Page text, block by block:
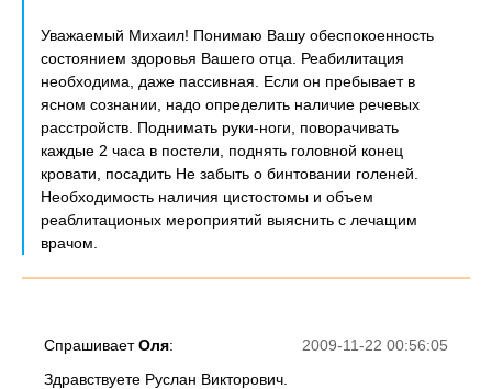
Уважаемый Михаил! Понимаю Вашу обеспокоенность
состоянием здоровья Вашего отца. Реабилитация
необходима, даже пассивная. Если он пребывает в
ясном сознании, надо определить наличие речевых
расстройств. Поднимать руки-ноги, поворачивать
каждые 2 часа в постели, поднять головной конец
кровати, посадить Не забыть о бинтовании голеней.
Необходимость наличия цистостомы и объем
реаблитационых мероприятий выяснить с лечащим
врачом.
2009-11-22 00:56:05
СпрашиваетОля:
Здравствуете Руслан Викторович.